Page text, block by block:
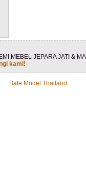
MEBEL JEPARA JATI &
kami!